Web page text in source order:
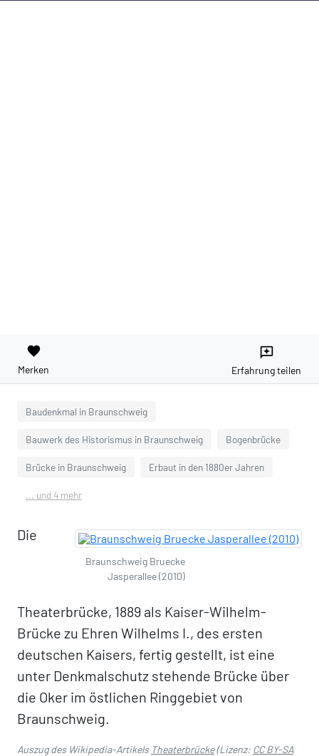
favorite
Merken
reviews
Erfahrung teilen
Baudenkmal in Braunschweig
Bauwerk des Historismus in Braunschweig Bogenbrücke
Brücke in Braunschweig Erbaut in den 1880er Jahren
... und 4 mehr
Braunschweig Bruecke
Jasperallee (2010)
Die
Theaterbrücke, 1889 als Kaiser-Wilhelm-
Brücke zu Ehren Wilhelms I., des ersten
deutschen Kaisers, fertig gestellt, ist eine
unter Denkmalschutz stehende Brücke über
die Oker im östlichen Ringgebiet von
Braunschweig.
Auszug des Wikipedia-Artikels Theaterbrücke(Lizenz: CC BY-SA